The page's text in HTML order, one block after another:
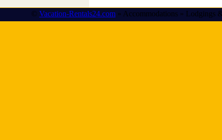
© Vacation-Rentals24.com » Accommodations » Lodgings